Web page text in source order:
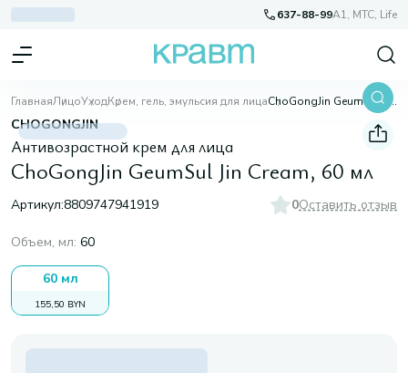
637-88-99A1, МТС, Life
ГлавнаяЛицоУходКрем, гель, эмульсия для лица ChoGongJin GeumSul Jin Cream, 60 мл
CHOGONGJIN
Антивозрастной крем для лица
ChoGongJin GeumSul Jin Cream, 60 мл
Артикул:8809747941919 0Оставить отзыв
Объем, мл: 60
60 мл
155,50 BYN